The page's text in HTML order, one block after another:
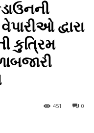
દ્વારા
કુત્રિમ
0
451